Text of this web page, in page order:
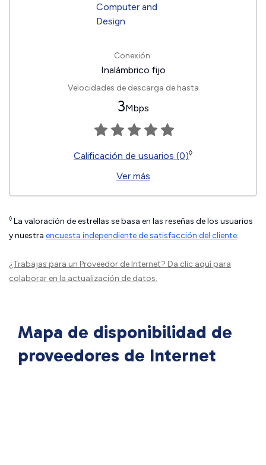
Conexión:
Inalámbrico fijo
Velocidades de descarga de hasta
3Mbps
Calificación de usuarios (0)◊
Ver más
◊ La valoración de estrellas se basa en las reseñas de los usuarios
y nuestra encuesta independiente de satisfacción del cliente.
¿Trabajas para un Proveedor de Internet? Da clic aquípara
colaborar en la actualización de datos.
Mapa de disponibilidad de
proveedores de Internet